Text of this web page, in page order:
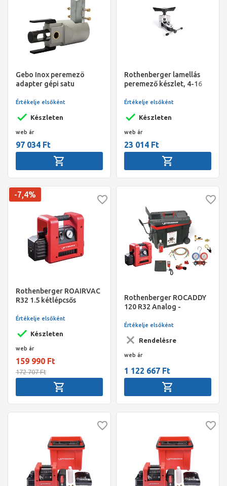
Gebo Inox peremezö
adapter gépi satu
Készleten
Értékelje elsőként
web ár
97 034 Ft
Rothenberger lamellás
peremező készlet, 4-16
Készleten
Értékelje elsőként
web ár
23 014 Ft
Rothenberger ROAIRVAC
R32 1.5 kétlépcsős
-7,4%
Készleten
Értékelje elsőként
web ár
159 990 Ft
172 707 Ft
Rothenberger ROCADDY
120 R32 Analog -
vákuumozásra és
Rendelésre
Értékelje elsőként
web ár
1 122 667 Ft